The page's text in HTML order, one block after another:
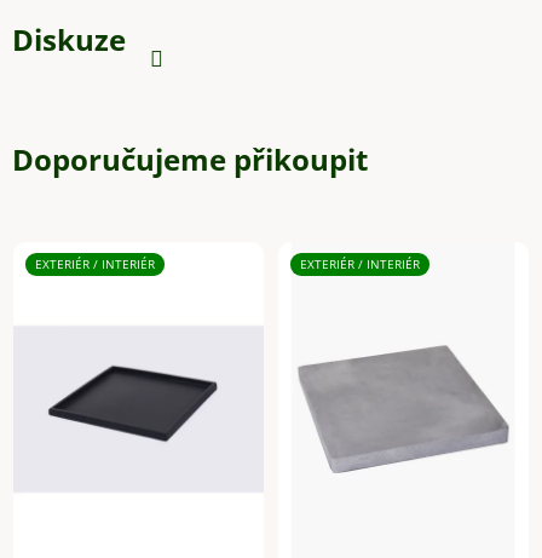
Diskuze
Doporučujeme přikoupit
EXTERIÉR / INTERIÉR EXTERIÉR / INTERIÉR